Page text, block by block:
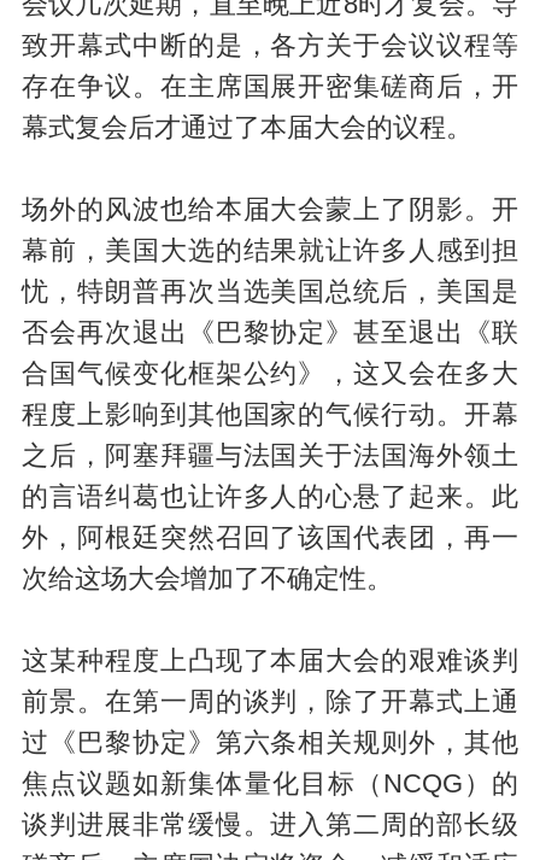
致开幕式中断的是，各方关于会议议程等
存在争议。在主席国展开密集磋商后，开
幕式复会后才通过了本届大会的议程。
场外的风波也给本届大会蒙上了阴影。开
幕前，美国大选的结果就让许多人感到担
忧，特朗普再次当选美国总统后，美国是
否会再次退出《巴黎协定》甚至退出《联
合国气候变化框架公约》，这又会在多大
程度上影响到其他国家的气候行动。开幕
之后，阿塞拜疆与法国关于法国海外领土
的言语纠葛也让许多人的心悬了起来。此
外，阿根廷突然召回了该国代表团，再一
次给这场大会增加了不确定性。
这某种程度上凸现了本届大会的艰难谈判
前景。在第一周的谈判，除了开幕式上通
过《巴黎协定》第六条相关规则外，其他
焦点议题如新集体量化目标（NCQG）的
谈判进展非常缓慢。进入第二周的部长级